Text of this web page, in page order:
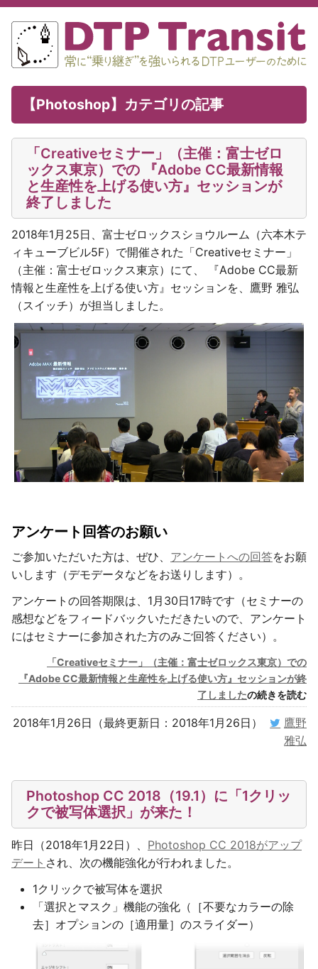
【Photoshop】 カテゴリの記事
「Creativeセミナー」（主催：富士ゼロ
ックス東京）での 『Adobe CC最新情報
と生産性を上げる使い方』セッションが
終了しました
2018年1月25日、富士ゼロックスショウルーム（六本木テ
ィキューブビル5F）で開催された「Creativeセミナー」
（主催：富士ゼロックス東京）にて、 『Adobe CC最新
情報と生産性を上げる使い方』セッションを、鷹野 雅弘
（スイッチ）が担当しました。
アンケート回答のお願い
ご参加いただいた方は、ぜひ、 アンケートへの回答をお願
いします（デモデータなどをお送りします）。
アンケートの回答期限は、1月30日17時です（セミナーの
感想などをフィードバックいただきたいので、アンケート
にはセミナーに参加された方のみご回答ください）。
「Creativeセミナー」（主催：富士ゼロックス東京）での
『Adobe CC最新情報と生産性を上げる使い方』セッションが終
了しましたの続きを読む
2018年1月26日（最終更新日：2018年1月26日）
鷹野
雅弘
Photoshop CC 2018（19.1）に「1クリッ
クで被写体選択」が来た！
昨日（2018年1月22日）、 Photoshop CC 2018がアップ
デート され、次の機能強化が行われました。
1クリックで被写体を選択
「選択とマスク」機能の強化（［不要なカラーの除
去］オプションの［適用量］のスライダー）